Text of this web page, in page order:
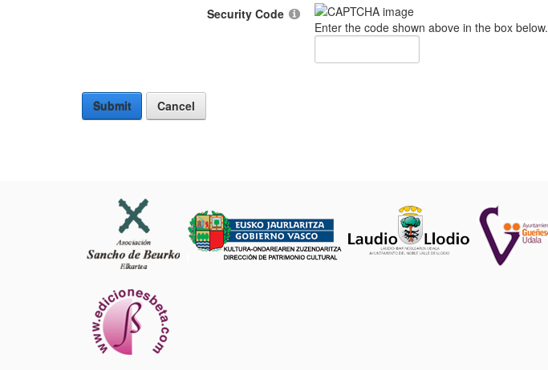
Security Code
Enter the code shown above in the box below.
Submit Cancel